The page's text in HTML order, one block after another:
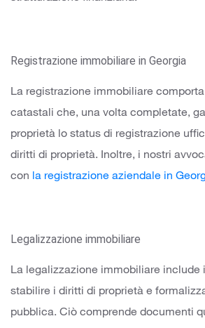
Registrazione immobiliare in Georgia
La registrazione immobiliare
catastali che, una volta completate,
proprietà lo status di registrazione
diritti di proprietà. Inoltre, i nostri
con la registrazione aziendale in
Legalizzazione immobiliare
La legalizzazione immobiliare include
stabilire i diritti di proprietà e
pubblica. Ciò comprende documenti